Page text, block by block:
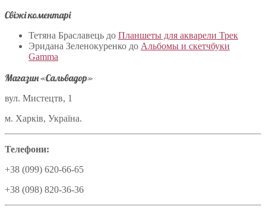
Свіжі коментарі
Тетяна Браславець до Планшеты для акварели Трек
Эридана Зеленокуренко до Альбомы и скетчбуки
Gamma
Магазин «Сальвадор»
вул. Мистецтв, 1
м. Харків, Україна.
Телефони:
+38 (099) 620-66-65
+38 (098) 820-36-36